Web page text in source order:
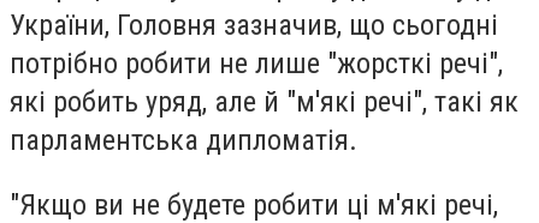
України, Головня зазначив, що сьогодні
потрібно робити не лише "жорсткі речі",
які робить уряд, але й "м'які речі", такі як
парламентська дипломатія.
"Якщо ви не будете робити ці м'які речі,